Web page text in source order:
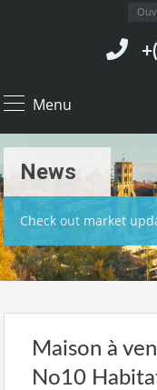
Menu
News
Check out market
Maison à
No10